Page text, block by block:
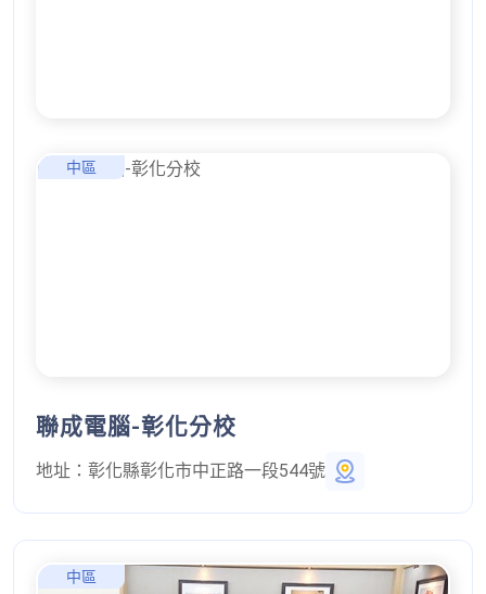
中區
聯成電腦-彰化分校
地址： 彰化縣彰化市中正路一段544號
中區